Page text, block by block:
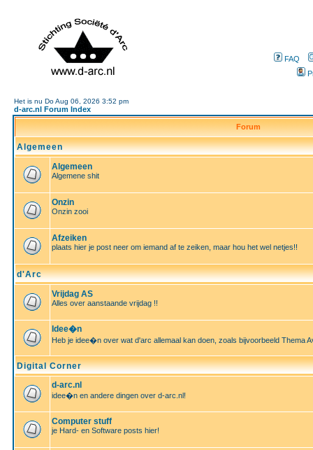
FAQ
Het is nu Do Aug 06, 2026 3:52 pm
d-arc.nl Forum Index
Forum
Algemeen
Algemeen
Algemene shit
Onzin
Onzin zooi
Afzeiken
plaats hier je post neer om iemand af te zeiken, maar hou het wel netjes!!
d'Arc
Vrijdag AS
Alles over aanstaande vrijdag !!
Idee�n
Heb je idee�n over wat d'arc allemaal kan doen, zoals bijvoorbeeld Thema
Digital Corner
d-arc.nl
idee�n en andere dingen over d-arc.nl!
Computer stuff
je Hard- en Software posts hier!